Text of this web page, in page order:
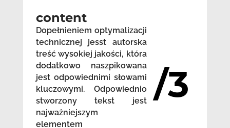
content
Dopełnieniem optymalizacji
technicznej jesst autorska
treść wysokiej jakości, która
dodatkowo naszpikowana
jest odpowiednimi słowami
kluczowymi. Odpowiednio
stworzony tekst jest
najważniejszym
elementem
/3